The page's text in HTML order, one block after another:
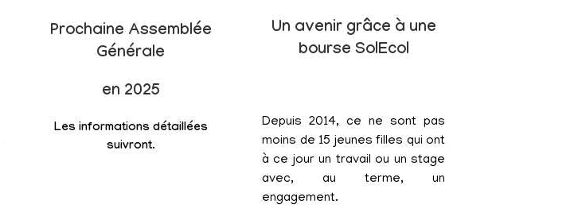
Prochaine Assemblée
Générale
en 2025
Les informations détaillées
suivront.
Un avenir grâce à une
bourse SolEcol
Depuis 2014, ce ne sont pas
moins de 15 jeunes filles qui ont
à ce jour un travail ou un stage
avec, au terme, un
engagement.